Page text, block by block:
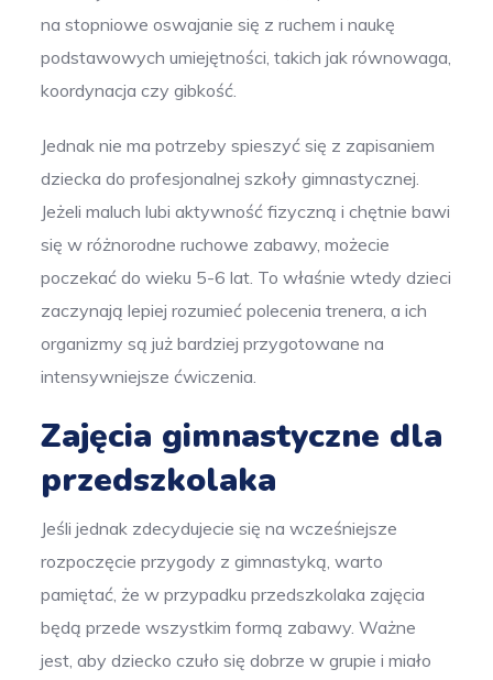
na stopniowe oswajanie się z ruchem i naukę
podstawowych umiejętności, takich jak równowaga,
koordynacja czy gibkość.
Jednak nie ma potrzeby spieszyć się z zapisaniem
dziecka do profesjonalnej szkoły gimnastycznej.
Jeżeli maluch lubi aktywność fizyczną i chętnie bawi
się w różnorodne ruchowe zabawy, możecie
poczekać do wieku 5-6 lat. To właśnie wtedy dzieci
zaczynają lepiej rozumieć polecenia trenera, a ich
organizmy są już bardziej przygotowane na
intensywniejsze ćwiczenia.
Zajęcia gimnastyczne dla
przedszkolaka
Jeśli jednak zdecydujecie się na wcześniejsze
rozpoczęcie przygody z gimnastyką, warto
pamiętać, że w przypadku przedszkolaka zajęcia
będą przede wszystkim formą zabawy. Ważne
jest, aby dziecko czuło się dobrze w grupie i miało